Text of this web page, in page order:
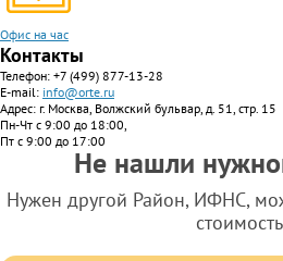
Офис на час
Контакты
Телефон: +7 (499) 877-13-28
E-mail: info@orte.ru
Адрес: г. Москва, Волжский бульвар, д. 51, стр. 15
Пн-Чт с 9:00 до 18:00,
Пт с 9:00 до 17:00
Не нашли
Нужен другой Район, ИФНС,